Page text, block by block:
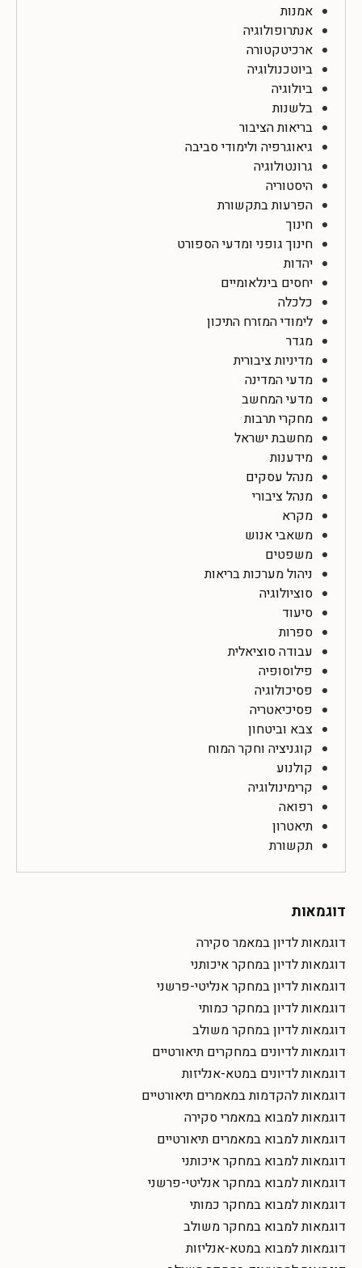
אמנות
אנתרופולוגיה
ארכיטקטורה
ביוטכנולוגיה
ביולוגיה
בלשנות
בריאות הציבור
גיאוגרפיה ולימודי סביבה
גרונטולוגיה
היסטוריה
הפרעות בתקשורת
חינוך
חינוך גופני ומדעי הספורט
יהדות
יחסים בינלאומיים
כלכלה
לימודי המזרח התיכון
מגדר
מדיניות ציבורית
מדעי המדינה
מדעי המחשב
מחקרי תרבות
מחשבת ישראל
מידענות
מנהל עסקים
מנהל ציבורי
מקרא
משאבי אנוש
משפטים
ניהול מערכות בריאות
סוציולוגיה
סיעוד
ספרות
עבודה סוציאלית
פילוסופיה
פסיכולוגיה
פסיכיאטריה
צבא וביטחון
קוגניציה וחקר המוח
קולנוע
קרימינולוגיה
רפואה
תיאטרון
תקשורת
דוגמאות
דוגמאות לדיון במאמר סקירה
דוגמאות לדיון במחקר איכותני
דוגמאות לדיון במחקר אנליטי-פרשני
דוגמאות לדיון במחקר כמותי
דוגמאות לדיון במחקר משולב
דוגמאות לדיונים במחקרים תיאורטיים
דוגמאות לדיונים במטא-אנליזות
דוגמאות להקדמות במאמרים תיאורטיים
דוגמאות למבוא במאמרי סקירה
דוגמאות למבוא במאמרים תיאורטיים
דוגמאות למבוא במחקר איכותני
דוגמאות למבוא במחקר אנליטי-פרשני
דוגמאות למבוא במחקר כמותי
דוגמאות למבוא במחקר משולב
דוגמאות למבוא במטא-אנליזות